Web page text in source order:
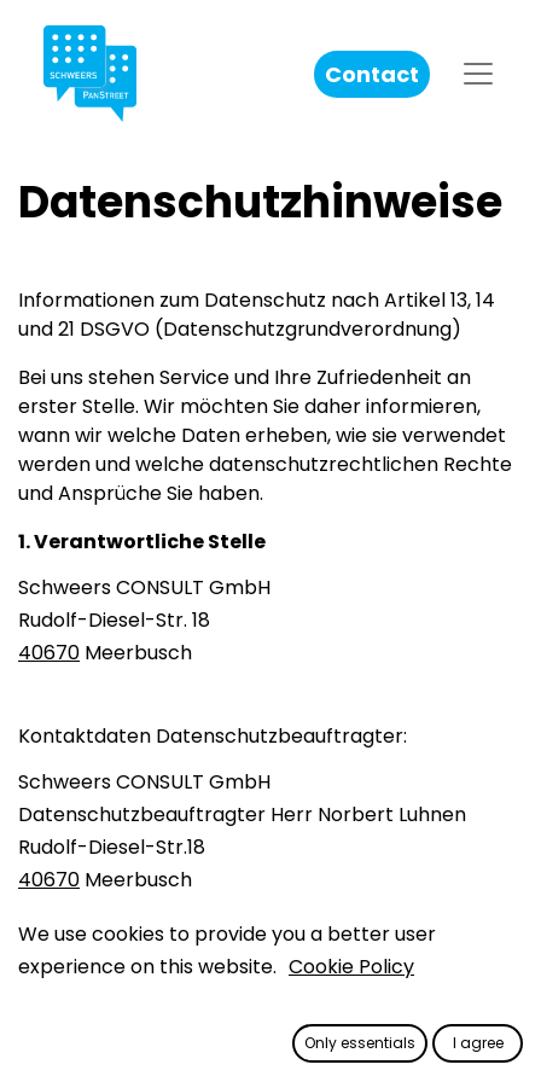
Contact
Datenschutzhinweise
Informationen zum Datenschutz nach Artikel 13, 14
und 21 DSGVO (Datenschutzgrundverordnung)
Bei uns stehen Service und Ihre Zufriedenheit an
erster Stelle. Wir möchten Sie daher informieren,
wann wir welche Daten erheben, wie sie verwendet
werden und welche datenschutzrechtlichen Rechte
und Ansprüche Sie haben.
1. Verantwortliche Stelle
Schweers CONSULT GmbH
Rudolf-Diesel-Str. 18
40670 Meerbusch
Kontaktdaten Datenschutzbeauftragter:
Schweers CONSULT GmbH
Datenschutzbeauftragter Herr Norbert Luhnen
Rudolf-Diesel-Str.18
40670 Meerbusch
We use cookies to provide you a better user
experience on this website. Cookie Policy
Only essentials I agree